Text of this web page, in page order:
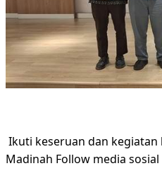
Ikuti keseruan dan kegiatan
Madinah Follow media